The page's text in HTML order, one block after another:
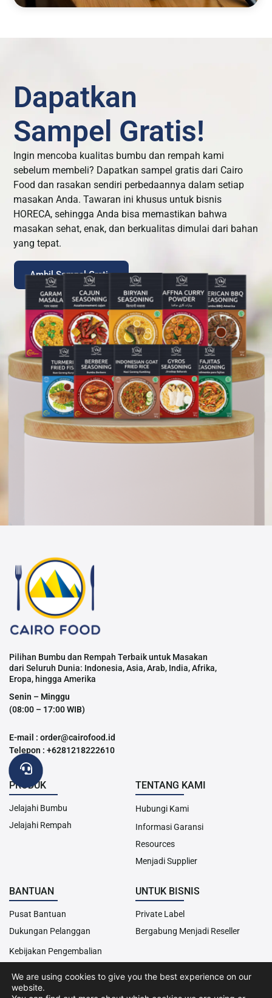
Dapatkan
Sampel Gratis!
Ingin mencoba kualitas bumbu dan rempah kami
sebelum membeli? Dapatkan sampel gratis dari Cairo
Food dan rasakan sendiri perbedaannya dalam setiap
masakan Anda. Tawaran ini khusus untuk bisnis
HORECA, sehingga Anda bisa memastikan bahwa
masakan sehat, enak, dan berkualitas dimulai dari bahan
yang tepat.
Ambil Sampel Gratis
Pilihan Bumbu dan Rempah Terbaik untuk Masakan
dari Seluruh Dunia: Indonesia, Asia, Arab, India, Afrika,
Eropa, hingga Amerika
Senin – Minggu
(08:00 – 17:00 WIB)
E-mail : order@cairofood.id
Telepon : +6281218222610
PRODUK
Jelajahi Bumbu
Jelajahi Rempah
TENTANG KAMI
Hubungi Kami
Informasi Garansi
Resources
Menjadi Supplier
BANTUAN
Pusat Bantuan
Dukungan Pelanggan
Kebijakan Pengembalian
UNTUK BISNIS
Private Label
Bergabung Menjadi Reseller
Hak Cipta© 2013-2024 Cairo Food. Seluruh hak cipta dilindungi
We are using cookies to give you the best experience on our
website.